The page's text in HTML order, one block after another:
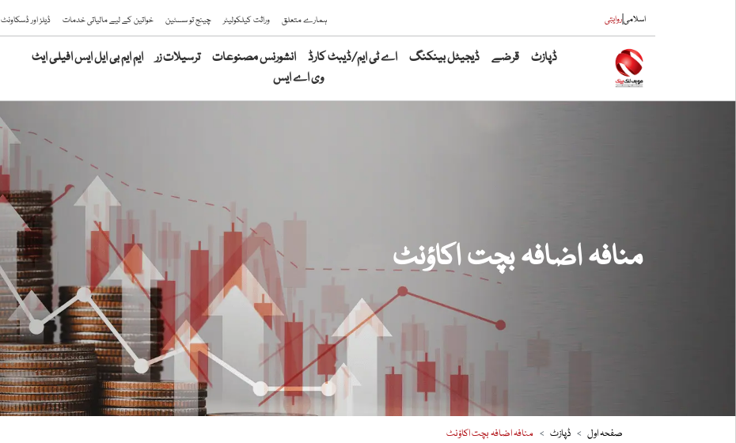
اسلامیروایتی ہمارے متعلق وراثت کیلکولیٹر چینج تو سسٹین خواتین کے لیے مالیاتی خدمات ڈیلز اور ڈسکاونٹ
ڈپازٹ قرضے ڈیجیٹل بینکنگ اے ٹی ایم/ڈیبٹ کارڈ انشورنس مصنوعات ترسیلات زر ایم ایم بی ایل ایس افیلی ایٹ
وی اے ایس
منافہ اضافہ بچت اکاؤنٹ
صفحہ اول ڈپازٹ منافہ اضافہ بچت اکاؤنٹ